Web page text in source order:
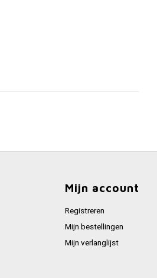
Mijn account
Registreren
Mijn bestellingen
Mijn verlanglijst